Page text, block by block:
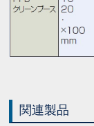
関連製品